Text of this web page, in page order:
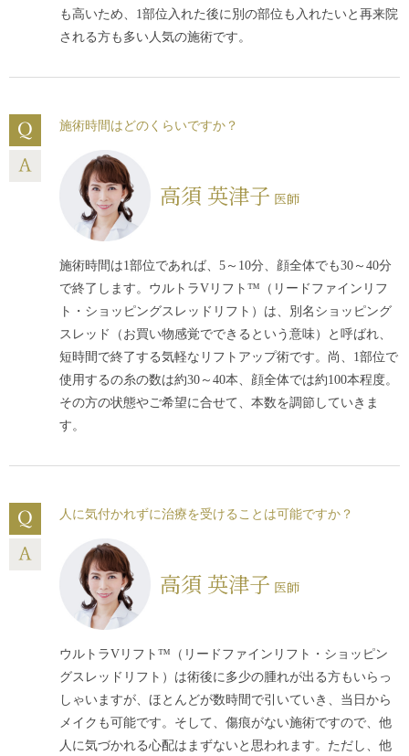
も高いため、1部位入れた後に別の部位も入れたいと再来院
される方も多い人気の施術です。
施術時間はどのくらいですか？
高須 英津子 医師
施術時間は1部位であれば、5～10分、顔全体でも30～40分
で終了します。ウルトラVリフト™（リードファインリフ
ト・ショッピングスレッドリフト）は、別名ショッピング
スレッド（お買い物感覚でできるという意味）と呼ばれ、
短時間で終了する気軽なリフトアップ術です。尚、1部位で
使用するの糸の数は約30～40本、顔全体では約100本程度。
その方の状態やご希望に合せて、本数を調節していきま
す。
人に気付かれずに治療を受けることは可能ですか？
高須 英津子 医師
ウルトラVリフト™（リードファインリフト・ショッピン
グスレッドリフト）は術後に多少の腫れが出る方もいらっ
しゃいますが、ほとんどが数時間で引いていき、当日から
メイクも可能です。そして、傷痕がない施術ですので、他
人に気づかれる心配はまずないと思われます。ただし、他